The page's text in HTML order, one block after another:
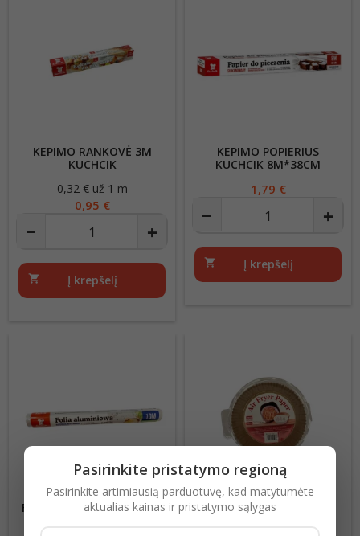
KEPIMO RANKOVĖ 3M
KUCHCIK
Kaina
0,32 € už 1 m
0,95 €
shopping_cart Į krepšelį
KEPIMO POPIERIUS
KUCHCIK 8M*38CM
Kaina
1,79 €
shopping_cart Į krepšelį
FOLIJA ALIUMINIO KUCHIK
POPIERINĖS FORMELĖS
Pasirinkite pristatymo regioną
Pasirinkite artimiausią parduotuvę, kad matytumėte
aktualias kainas ir pristatymo sąlygas